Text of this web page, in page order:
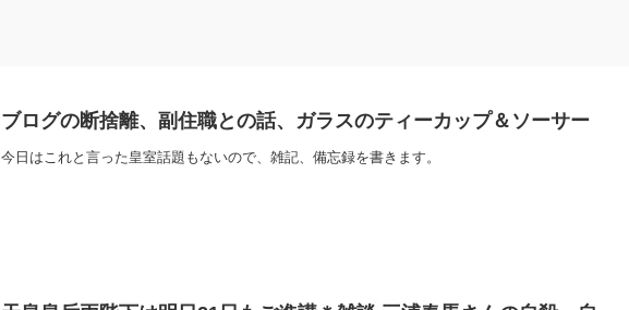
ブログの断捨離、副住職との話、ガラスのティーカップ＆ソーサー
今日はこれと言った皇室話題もないので、雑記、備忘録を書きます。